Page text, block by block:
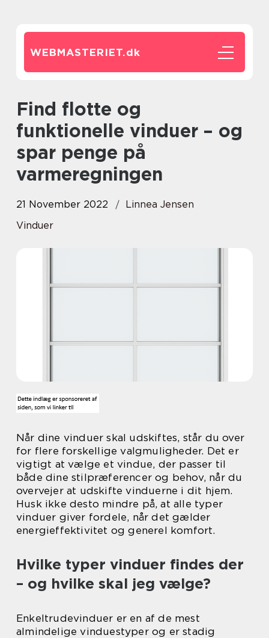
WEBMASTERIET.dk
Find flotte og
funktionelle vinduer – og
spar penge på
varmeregningen
21 November 2022
Linnea Jensen
Vinduer
Når dine vinduer skal udskiftes, står du over
for flere forskellige valgmuligheder. Det er
vigtigt at vælge et vindue, der passer til
både dine stilpræferencer og behov, når du
overvejer at udskifte vinduerne i dit hjem.
Husk ikke desto mindre på, at alle typer
vinduer giver fordele, når det gælder
energieffektivitet og generel komfort.
Hvilke typer vinduer findes der
– og hvilke skal jeg vælge?
Enkeltrudevinduer er en af de mest
almindelige vinduestyper og er stadig